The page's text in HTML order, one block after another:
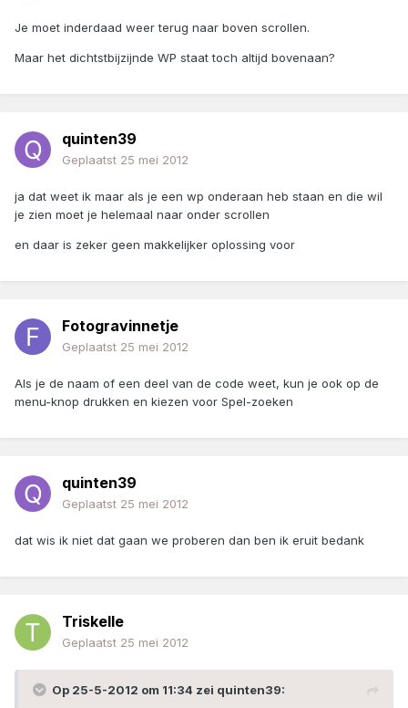
Je moet inderdaad weer terug naar boven scrollen.
Maar het dichtstbijzijnde WP staat toch altijd bovenaan?
quinten39
Geplaatst 25 mei 2012
ja dat weet ik maar als je een wp onderaan heb staan en die wil
je zien moet je helemaal naar onder scrollen
en daar is zeker geen makkelijker oplossing voor
Fotogravinnetje
Geplaatst 25 mei 2012
Als je de naam of een deel van de code weet, kun je ook op de
menu-knop drukken en kiezen voor Spel-zoeken
quinten39
Geplaatst 25 mei 2012
dat wis ik niet dat gaan we proberen dan ben ik eruit bedank
Triskelle
Geplaatst 25 mei 2012
Op 25-5-2012 om 11:34 zei quinten39: